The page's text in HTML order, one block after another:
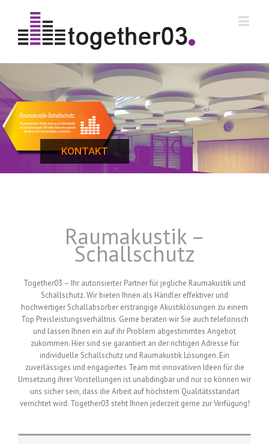
KONTAKT
Raumakustik –
Schallschutz
Together03 – Ihr autorisierter Partner für jegliche Raumakustik und
Schallschutz. Wir bieten Ihnen als Händler effektiver und
hochwertiger Schallabsorber erstrangige Akustiklösungen zu einem
Top Preisleistungsverhältnis. Gerne beraten wir Sie auch telefonisch
und lassen Ihnen ein auf ihr Problem abgestimmtes Angebot
zukommen. Hier sind sie garantiert an der richtigen Adresse für
individuelle Schallschutz und Raumakustik Lösungen. Ein
zuverlässiges und engagiertes Team mit innovativen Ideen für die
Umsetzung ihrer Vorstellungen ist unabdingbar und nur so können wir
uns sicher sein, dass die Arbeit auf höchstem Qualitätsstandart
verrichtet wird. Together03 steht Ihnen jederzeit gerne zur Verfügung!